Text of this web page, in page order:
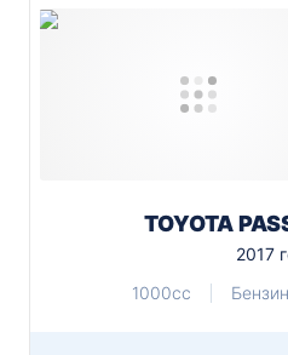
TOYOTA
2017
1000cc
Бензин